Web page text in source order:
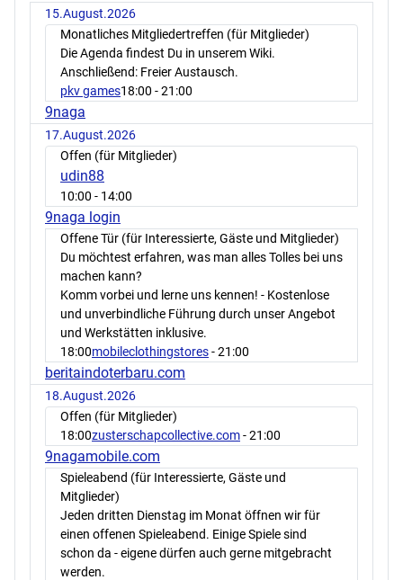
15.August.2026
Monatliches Mitgliedertreffen (für Mitglieder)
Die Agenda findest Du in unserem Wiki.
Anschließend: Freier Austausch.
pkv games18:00 - 21:00
9naga
17.August.2026
Offen (für Mitglieder)
udin88
10:00 - 14:00
9naga login
Offene Tür (für Interessierte, Gäste und Mitglieder)
Du möchtest erfahren, was man alles Tolles bei uns
machen kann?
Komm vorbei und lerne uns kennen! - Kostenlose
und unverbindliche Führung durch unser Angebot
und Werkstätten inklusive.
18:00mobileclothingstores- 21:00
beritaindoterbaru.com
18.August.2026
Offen (für Mitglieder)
18:00zusterschapcollective.com- 21:00
9nagamobile.com
Spieleabend (für Interessierte, Gäste und
Mitglieder)
Jeden dritten Dienstag im Monat öffnen wir für
einen offenen Spieleabend. Einige Spiele sind
schon da - eigene dürfen auch gerne mitgebracht
werden.